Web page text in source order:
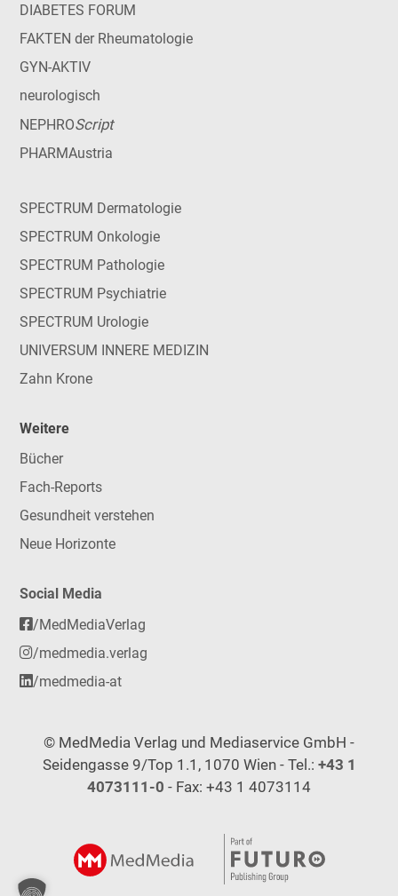
DIABETES FORUM
FAKTEN der Rheumatologie
GYN-AKTIV
neurologisch
NEPHROScript
PHARMAustria
SPECTRUM Dermatologie
SPECTRUM Onkologie
SPECTRUM Pathologie
SPECTRUM Psychiatrie
SPECTRUM Urologie
UNIVERSUM INNERE MEDIZIN
Zahn Krone
Weitere
Bücher
Fach-Reports
Gesundheit verstehen
Neue Horizonte
Social Media
/MedMediaVerlag
/medmedia.verlag
/medmedia-at
© MedMedia Verlag und Mediaservice GmbH -
Seidengasse 9/Top 1.1, 1070 Wien - Tel.: +43 1
4073111-0 - Fax: +43 1 4073114